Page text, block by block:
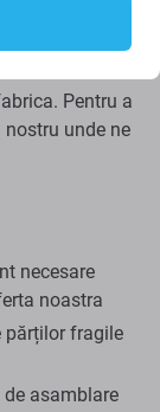
este de cea
Pentru a
unde ne
necesare
noastra
părților fragile
asamblare